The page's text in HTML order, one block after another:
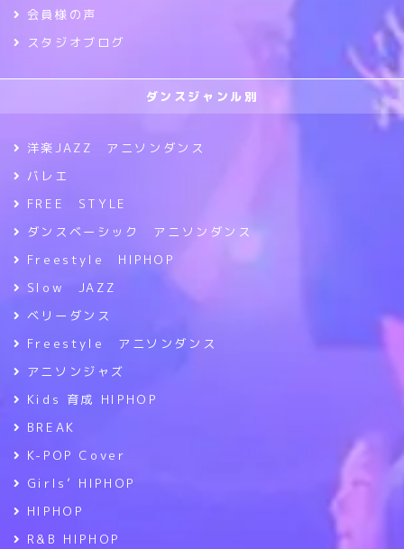
会員様の声
スタジオブログ
ダンスジャンル別
洋楽JAZZ アニソンダンス
バレエ
FREE STYLE
ダンスベーシック アニソンダンス
Freestyle HIPHOP
Slow JAZZ
ベリーダンス
Freestyle アニソンダンス
アニソンジャズ
Kids 育成 HIPHOP
BREAK
K-POP Cover
Girls’ HIPHOP
HIPHOP
R&B HIPHOP